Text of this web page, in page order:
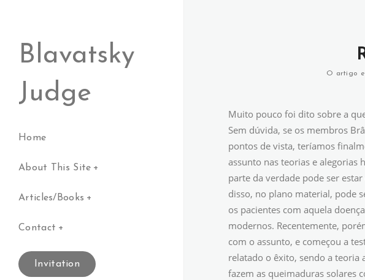
Blavatsky
Judge
Home
About This Site
Articles/Books
Contact
Invitation
O artigo
Muito pouco foi dito sobre a
Sem dúvida, se os membros
pontos de vista, teríamos
assunto nas teorias e alegorias
parte da verdade pode ser
disso, no plano material, pode
os pacientes com aquela
modernos. Recentemente,
com o assunto, e começou a
relatado o êxito, sendo a teoria
fazem as queimaduras solares